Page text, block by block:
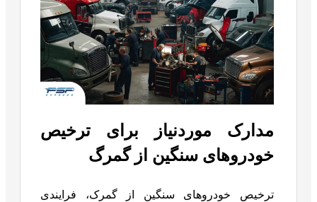
مدارک موردنیاز برای ترخیص
خودروهای سنگین از گمرگ
ترخیص خودروهای سنگین از گمرک، فرایندی